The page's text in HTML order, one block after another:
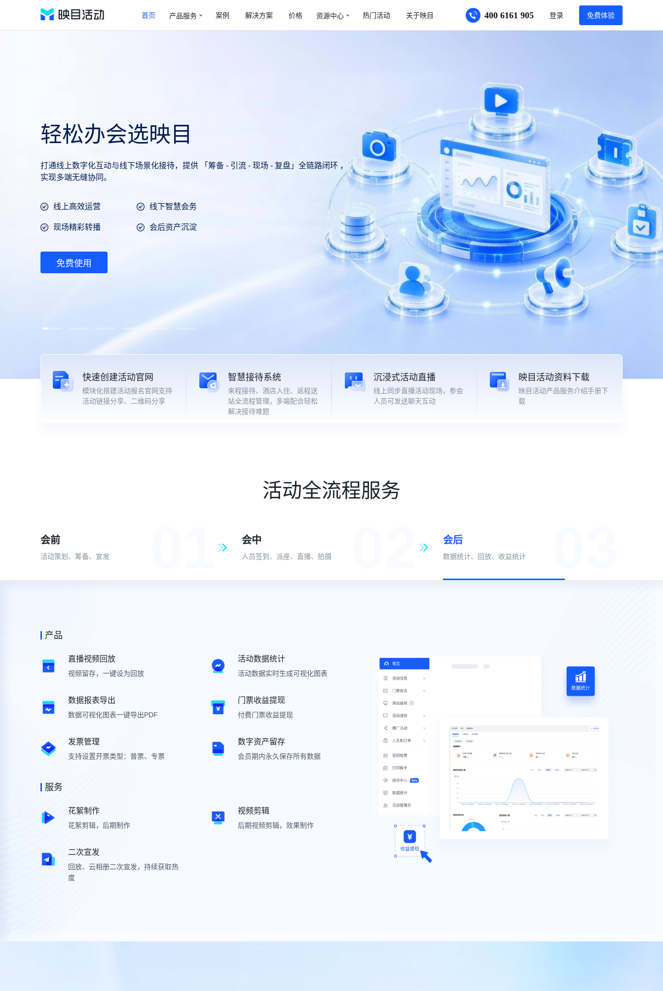
一站式 AI 智能数字会务管理平台
首页 产品服务 案例 解决方案 价格 资源中心 热门活动 关于映目 400 6161 905 登录 免费体验
轻松办会选映目
打通线上数字化互动与线下场景化接待，提供 「筹备 - 引流 - 现场 - 复盘」全链路闭环 ，
实现多端无缝协同。
线上高效运营 线下智慧会务
现场精彩转播 会后资产沉淀
免费使用
快速创建活动官网
模块化搭建活动报名官网支持
活动链接分享、二维码分享
智慧接待系统
来程接待、酒店入住、返程送
站全流程管理，多端配合轻松
解决接待难题
沉浸式活动直播
线上同步直播活动现场，参会
人员可发送聊天互动
映目活动资料下载
映目活动产品服务介绍手册下
载
活动全流程服务
会前
活动策划、筹备、宣发
会中
人员签到、派座、直播、拍摄
会后
数据统计、回放、收益统计
产品
报名官网搭建
简介、日程、嘉宾信息录入
线上收款售票
团体票、早鸟票、折扣票多类型选择
信息收集表单
自动发送、定时任务智慧提醒
智慧短信提醒
快速设置门票和报名表单
品牌展示
合作伙伴、主办方录入
宣发推广
自定义分享设置，一键生成推广海报
服务
人员支持
直播、签到、打印等设备支持
硬件支持
签到方式任选
场地搭建
场地寻找、灯光舞美、展台设计
智慧签到
检索、微信、小程序、扫码等多种类
胸卡打印
胸卡模板预设，扫码签到自动打印
1v1视频会谈
收集来访信息，全流程接待服务
人员管理
参会人、嘉宾信息在线管理
活动直播
数字展位商机获取
多端适配
PC、移动端相同链接相同内容
视频直播服务
多会场联动，大会现场多机位视频导
照片直播服务
专业摄像师配套高端设备，支持多机
AI/人工修图
照片精修，人工修图
产品
直播视频回放
视频留存，一键设为回放
活动数据统计
活动数据实时生成可视化图表
数据报表导出
数据可视化图表一键导出PDF
门票收益提现
付费门票收益提现
发票管理
支持设置开票类型：普票、专票
数字资产留存
会员期内永久保存所有数据
服务
花絮制作
花絮剪辑，后期制作
视频剪辑
后期视频剪辑，效果制作
二次宣发
回放、云相册二次宣发，持续获取热
度